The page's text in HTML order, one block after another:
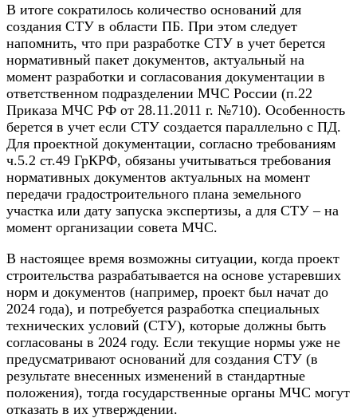
В итоге сократилось количество оснований для
создания СТУ в области ПБ. При этом следует
напомнить, что при разработке СТУ в учет берется
нормативный пакет документов, актуальный на
момент разработки и согласования документации в
ответственном подразделении МЧС России (п.22
Приказа МЧС РФ от 28.11.2011 г. №710). Особенность
берется в учет если СТУ создается параллельно с ПД.
Для проектной документации, согласно требованиям
ч.5.2 ст.49 ГрКРФ, обязаны учитываться требования
нормативных документов актуальных на момент
передачи градостроительного плана земельного
участка или дату запуска экспертизы, а для СТУ – на
момент организации совета МЧС.
В настоящее время возможны ситуации, когда проект
строительства разрабатывается на основе устаревших
норм и документов (например, проект был начат до
2024 года), и потребуется разработка специальных
технических условий (СТУ), которые должны быть
согласованы в 2024 году. Если текущие нормы уже не
предусматривают оснований для создания СТУ (в
результате внесенных изменений в стандартные
положения), тогда государственные органы МЧС могут
отказать в их утверждении.